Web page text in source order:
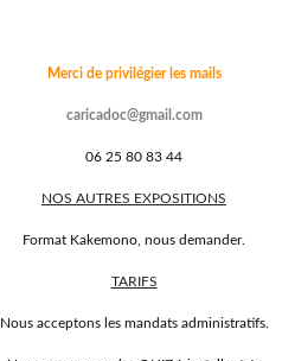
Merci de privilégier les mails
caricadoc@gmail.com
06 25 80 83 44
NOS AUTRES EXPOSITIONS
Format Kakemono, nous demander.
TARIFS
Nous acceptons les mandats administratifs.